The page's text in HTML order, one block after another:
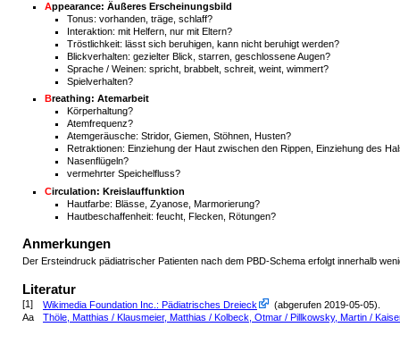
Appearance: Äußeres Erscheinungsbild
Tonus: vorhanden, träge, schlaff?
Interaktion: mit Helfern, nur mit Eltern?
Tröstlichkeit: lässt sich beruhigen, kann nicht beruhigt werden?
Blickverhalten: gezielter Blick, starren, geschlossene Augen?
Sprache / Weinen: spricht, brabbelt, schreit, weint, wimmert?
Spielverhalten?
Breathing: Atemarbeit
Körperhaltung?
Atemfrequenz?
Atemgeräusche: Stridor, Giemen, Stöhnen, Husten?
Retraktionen: Einziehung der Haut zwischen den Rippen, Einziehung des
Nasenflügeln?
vermehrter Speichelfluss?
Circulation: Kreislauffunktion
Hautfarbe: Blässe, Zyanose, Marmorierung?
Hautbeschaffenheit: feucht, Flecken, Rötungen?
Anmerkungen
Der Ersteindruck pädiatrischer Patienten nach dem PBD-Schema erfolgt innerhalb
Literatur
[1] Wikimedia Foundation Inc.: Pädiatrisches Dreieck (abgerufen 2019-05-05)
Aa
Thöle, Matthias / Klausmeier, Matthias / Kolbeck, Otmar / Pillkowsky, Martin /